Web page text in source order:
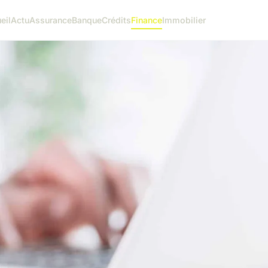
ActuAssuranceBanqueCréditsFinanceImmobilier